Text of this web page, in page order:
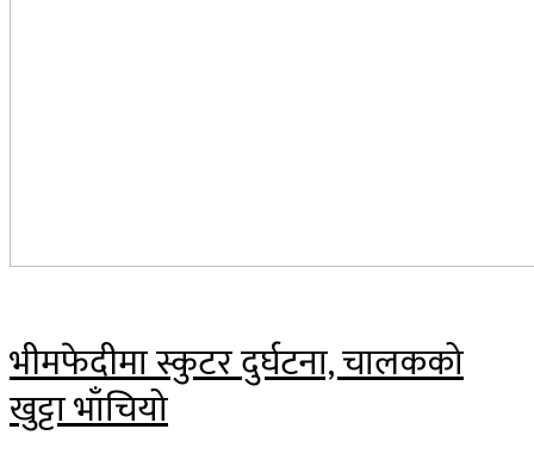
भीमफेदीमा स्कुटर दुर्घटना, चालकको
खुट्टा भाँचियो